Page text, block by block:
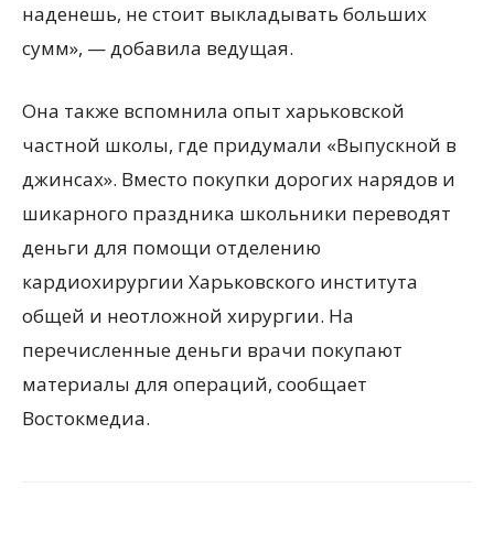
наденешь, не стоит выкладывать больших
сумм», — добавила ведущая.
Она также вспомнила опыт харьковской
частной школы, где придумали «Выпускной в
джинсах». Вместо покупки дорогих нарядов и
шикарного праздника школьники переводят
деньги для помощи отделению
кардиохирургии Харьковского института
общей и неотложной хирургии. На
перечисленные деньги врачи покупают
материалы для операций, сообщает
Востокмедиа.